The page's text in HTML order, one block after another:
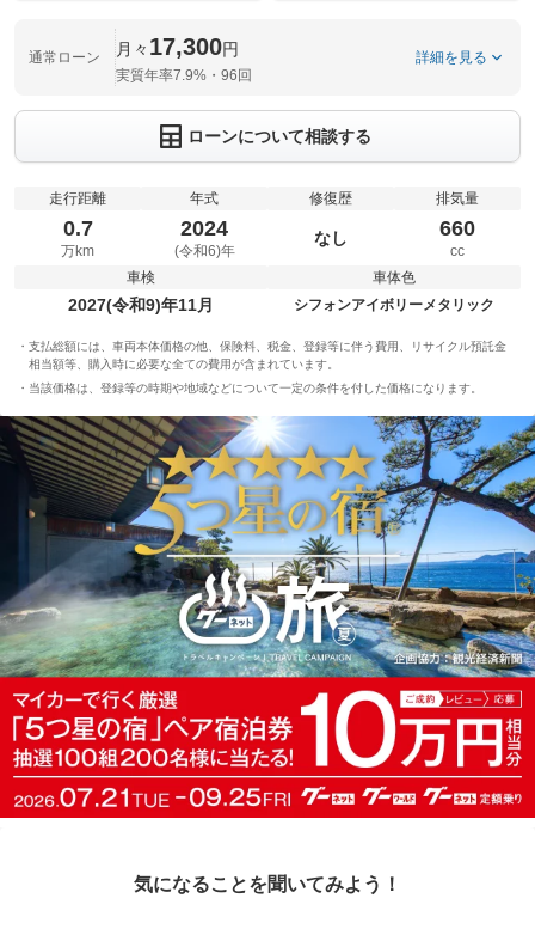
通常ローン 月々 17,300円
実質年率7.9%・96回
詳細を見る
ローンについて相談する
走行距離
0.7
万km
年式
2024
(令和6)年
修復歴
なし
排気量
660
cc
車検
2027(令和9)年11月
車体色
シフォンアイボリーメタリック
支払総額には、車両本体価格の他、保険料、税金、登録等に伴う費用、リサイクル預託金
相当額等、購入時に必要な全ての費用が含まれています。
当該価格は、登録等の時期や地域などについて一定の条件を付した価格になります。
気になることを聞いてみよう！